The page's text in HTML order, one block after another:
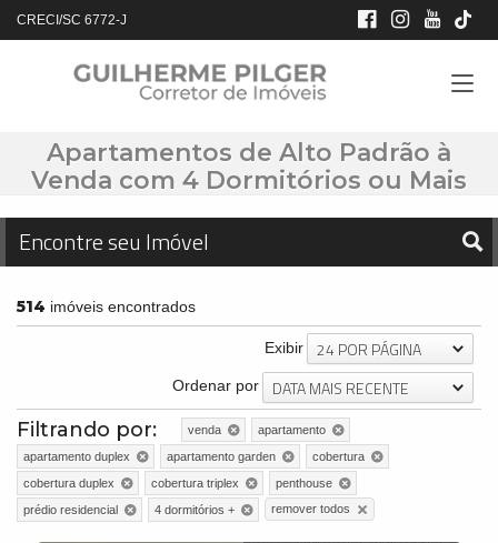
CRECI/SC 6772-J
Apartamentos de Alto Padrão à
Venda com 4 Dormitórios ou Mais
Encontre seu Imóvel
514 imóveis encontrados
Exibir 24 POR PÁGINA
Ordenar por DATA MAIS RECENTE
Filtrando por: venda
apartamento
apartamento duplex
apartamento garden
cobertura
cobertura duplex
cobertura triplex
penthouse
prédio residencial
4 dormitórios + remover todos